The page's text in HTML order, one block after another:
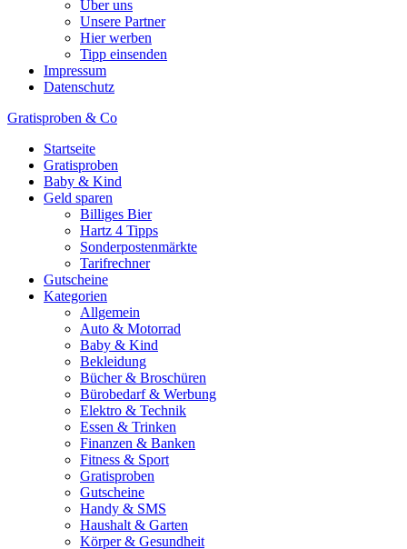
Über uns
Unsere Partner
Hier werben
Tipp einsenden
Impressum
Datenschutz
Gratisproben & Co
Startseite
Gratisproben
Baby & Kind
Geld sparen
Billiges Bier
Hartz 4 Tipps
Sonderpostenmärkte
Tarifrechner
Gutscheine
Kategorien
Allgemein
Auto & Motorrad
Baby & Kind
Bekleidung
Bücher & Broschüren
Bürobedarf & Werbung
Elektro & Technik
Essen & Trinken
Finanzen & Banken
Fitness & Sport
Gratisproben
Gutscheine
Handy & SMS
Haushalt & Garten
Körper & Gesundheit